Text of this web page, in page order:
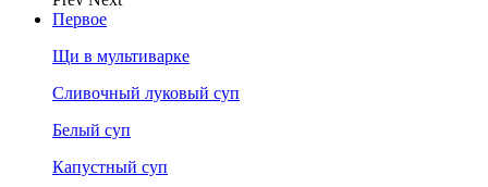
Первое
Щи в мультиварке
Сливочный луковый суп
Белый суп
Капустный суп